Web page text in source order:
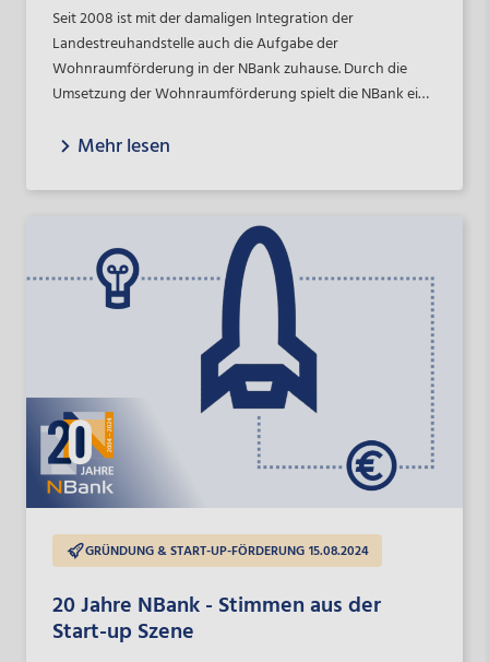
Seit 2008 ist mit der damaligen Integration der
Landestreuhandstelle auch die Aufgabe der
Wohnraumförderung in der NBank zuhause. Durch die
Umsetzung der Wohnraumförderung spielt die NBank eine
bezahlbarem Wohnraum in Niedersachsen.
Mehr lesen
GRÜNDUNG & START-UP-FÖRDERUNG 15.08.2024
20 Jahre NBank - Stimmen aus der
Start-up Szene